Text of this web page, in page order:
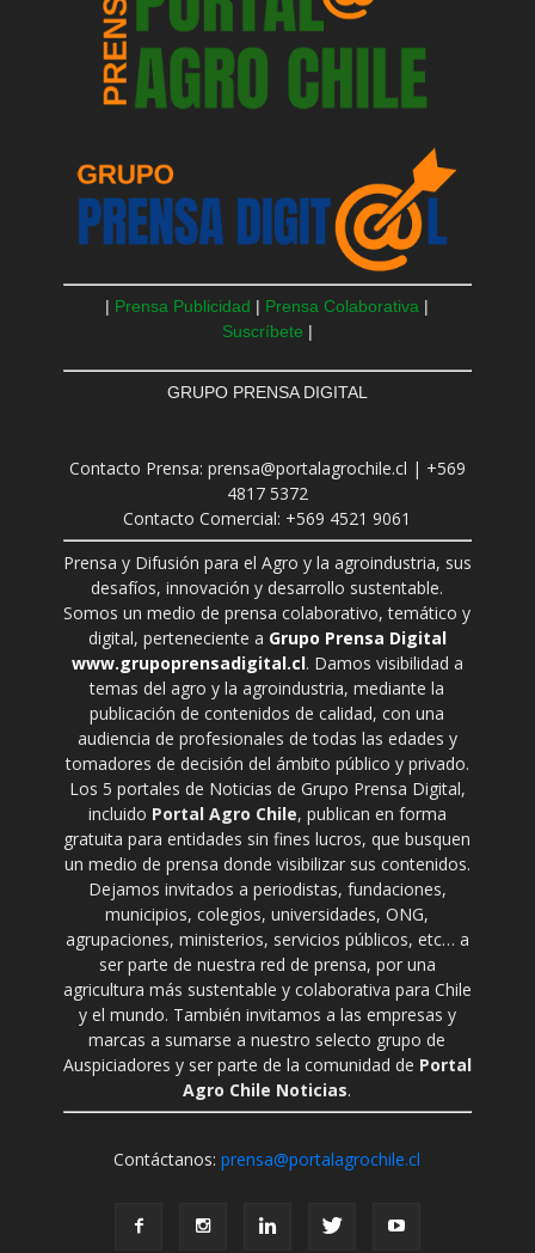
| Prensa Publicidad | Prensa Colaborativa |
Suscríbete |
GRUPO PRENSA DIGITAL
Contacto Prensa: prensa@portalagrochile.cl | +569
4817 5372
Contacto Comercial: +569 4521 9061
Prensa y Difusión para el Agro y la agroindustria, sus
desafíos, innovación y desarrollo sustentable.
Somos un medio de prensa colaborativo, temático y
digital, perteneciente a Grupo Prensa Digital
www.grupoprensadigital.cl. Damos visibilidad a
temas del agro y la agroindustria, mediante la
publicación de contenidos de calidad, con una
audiencia de profesionales de todas las edades y
tomadores de decisión del ámbito público y privado.
Los 5 portales de Noticias de Grupo Prensa Digital,
incluido Portal Agro Chile, publican en forma
gratuita para entidades sin fines lucros, que busquen
un medio de prensa donde visibilizar sus contenidos.
Dejamos invitados a periodistas, fundaciones,
municipios, colegios, universidades, ONG,
agrupaciones, ministerios, servicios públicos, etc… a
ser parte de nuestra red de prensa, por una
agricultura más sustentable y colaborativa para Chile
y el mundo. También invitamos a las empresas y
marcas a sumarse a nuestro selecto grupo de
Auspiciadores y ser parte de la comunidad de Portal
Agro Chile Noticias.
Contáctanos:prensa@portalagrochile.cl